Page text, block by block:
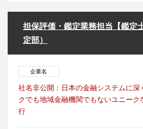
担保評価・鑑定業務担当【鑑定
定部）
企業名
社名非公開：日本の金融システムに深
クでも地域金融機関でもないユニーク
行